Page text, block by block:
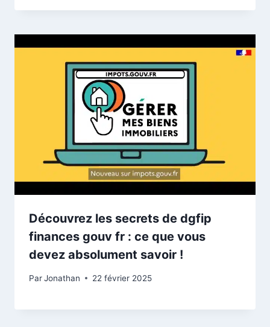
Découvrez les secrets de dgfip
finances gouv fr : ce que vous
devez absolument savoir !
ParJonathan 22 février 2025